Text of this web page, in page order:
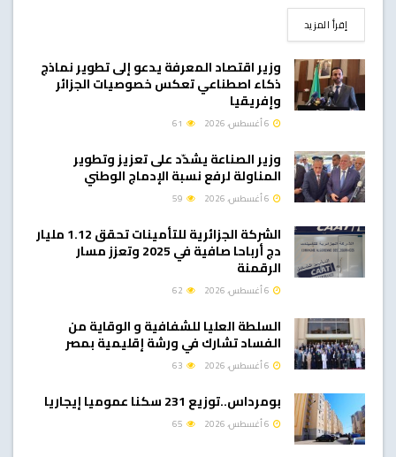
إقرأ المزيدDETAILS
وزير اقتصاد المعرفة يدعو إلى تطوير نماذج
ذكاء اصطناعي تعكس خصوصيات الجزائر
وإفريقيا
وزير الصناعة يشدّد على تعزيز وتطوير
المناولة لرفع نسبة الإدماج الوطني
الشركة الجزائرية للتأمينات تحقق 1.12 مليار
دج أرباحا صافية في 2025 وتعزز مسار
الرقمنة
السلطة العليا للشفافية و الوقاية من
الفساد تشارك في ورشة إقليمية بمصر
بومرداس..توزيع 231 سكنا عموميا إيجاريا